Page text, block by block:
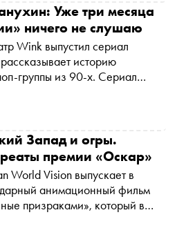
ребёнка. К выходу
2», который стартует в
предлагаем подборку
отвлечься и по-новому
Уже три месяца
ничего не слушаю
Wink выпустил сериал
историю
группы из 90-х. Сериал
всех ориджиналс Wink.
сыграл Владимир
с актером о том, как
ему готовиться к роли, какие
Брусникина он усвоил
с Никитой Кологривым и
Запад и огры.
премии «Оскар»
World Vision выпускает в
анимационный фильм
призраками», который в
фильм». «Сноб»